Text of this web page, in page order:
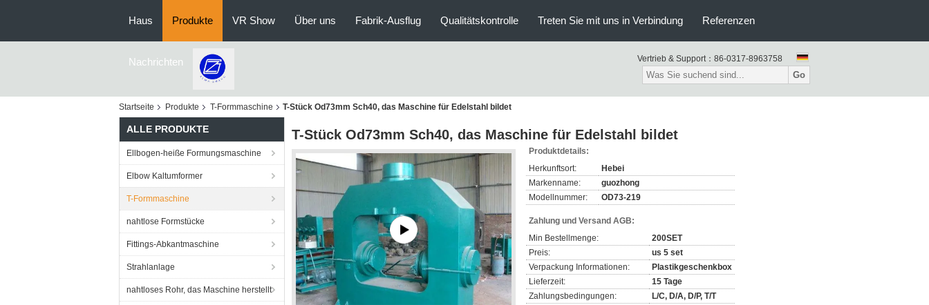
Haus Produkte VR Show Über uns Fabrik-Ausflug Qualitätskontrolle Treten Sie mit uns in Verbindung Referenzen
Nachrichten Vertrieb & Support： 86-0317-8963758
Go
Startseite Produkte T-Formmaschine T-Stück Od73mm Sch40, das Maschine für Edelstahl bildet
ALLE PRODUKTE
Ellbogen-heiße Formungsmaschine
Elbow Kaltumformer
T-Formmaschine
nahtlose Formstücke
Fittings-Abkantmaschine
Strahlanlage
nahtloses Rohr, das Maschine herstellt
T-Stück Od73mm Sch40, das Maschine für Edelstahl bildet
Produktdetails:
Herkunftsort:
Hebei
Markenname:
guozhong
Modellnummer:
OD73-219
Zahlung und Versand AGB:
Min Bestellmenge:
200SET
Preis:
us 5 set
Verpackung Informationen:
Plastikgeschenkbox
Lieferzeit:
15 Tage
Zahlungsbedingungen:
L/C, D/A, D/P, T/T